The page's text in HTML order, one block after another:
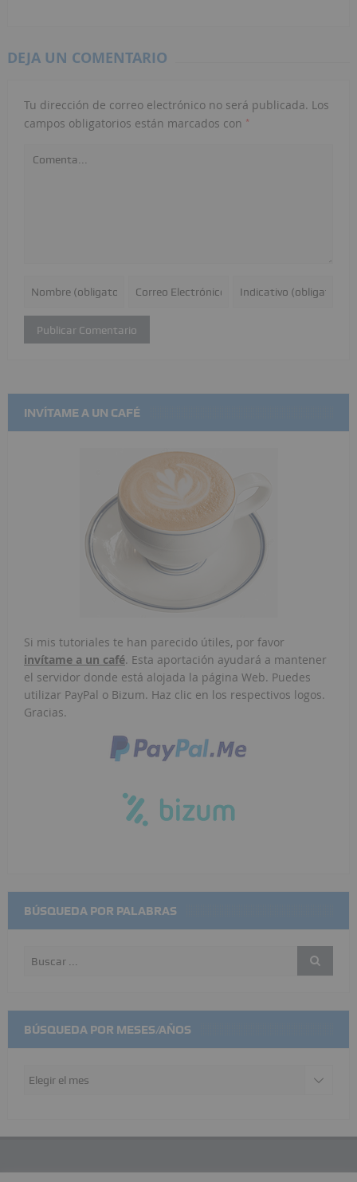
DEJA UN COMENTARIO
Tu dirección de correo electrónico no será publicada. Los
campos obligatorios están marcados con *
INVÍTAME A UN CAFÉ
Si mis tutoriales te han parecido útiles, por favor
invítame a un café. Esta aportación ayudará a mantener
el servidor donde está alojada la página Web. Puedes
utilizar PayPal o Bizum. Haz clic en los respectivos logos.
Gracias.
BÚSQUEDA POR PALABRAS
BÚSQUEDA POR MESES/AÑOS
Búsqueda